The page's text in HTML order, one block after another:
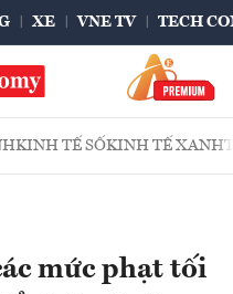
XE VNE TV TECH
KINH TẾ SỐKINH TẾ XANH
mức phạt tối